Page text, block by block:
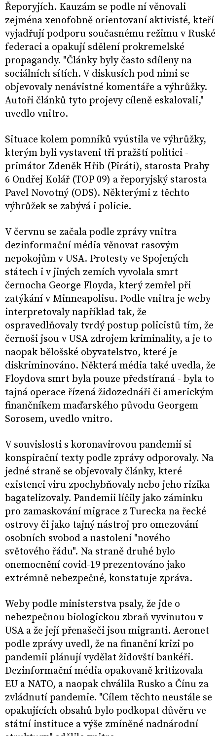
Řeporyjích. Kauzám se podle ní věnovali
zejména xenofobně orientovaní aktivisté, kteří
vyjadřují podporu současnému režimu v Ruské
federaci a opakují sdělení prokremelské
propagandy. "Články byly často sdíleny na
sociálních sítích. V diskusích pod nimi se
objevovaly nenávistné komentáře a výhrůžky.
Autoři článků tyto projevy cíleně eskalovali,"
uvedlo vnitro.
Situace kolem pomníků vyústila ve výhrůžky,
kterým byli vystaveni tři pražští politici -
primátor Zdeněk Hřib (Piráti), starosta Prahy
6 Ondřej Kolář (TOP 09) a řeporyjský starosta
Pavel Novotný (ODS). Některými z těchto
výhrůžek se zabývá i policie.
V červnu se začala podle zprávy vnitra
dezinformační média věnovat rasovým
nepokojům v USA. Protesty ve Spojených
státech i v jiných zemích vyvolala smrt
černocha George Floyda, který zemřel při
zatýkání v Minneapolisu. Podle vnitra je weby
interpretovaly například tak, že
ospravedlňovaly tvrdý postup policistů tím, že
černoši jsou v USA zdrojem kriminality, a je to
naopak bělošské obyvatelstvo, které je
diskriminováno. Některá média také uvedla, že
Floydova smrt byla pouze předstíraná - byla to
tajná operace řízená židozednáři či americkým
finančníkem maďarského původu Georgem
Sorosem, uvedlo vnitro.
V souvislosti s koronavirovou pandemií si
konspirační texty podle zprávy odporovaly. Na
jedné straně se objevovaly články, které
existenci viru zpochybňovaly nebo jeho rizika
bagatelizovaly. Pandemii líčily jako záminku
pro zamaskování migrace z Turecka na řecké
ostrovy či jako tajný nástroj pro omezování
osobních svobod a nastolení "nového
světového řádu". Na straně druhé bylo
onemocnění covid-19 prezentováno jako
extrémně nebezpečné, konstatuje zpráva.
Weby podle ministerstva psaly, že jde o
nebezpečnou biologickou zbraň vyvinutou v
USA a že její přenašeči jsou migranti. Aeronet
podle zprávy uvedl, že na finanční krizi po
pandemii plánují vydělat židovští bankéři.
Dezinformační média opakovaně kritizovala
EU a NATO, a naopak chválila Rusko a Čínu za
zvládnutí pandemie. "Cílem těchto neustále se
opakujících obsahů bylo podkopat důvěru ve
státní instituce a výše zmíněné nadnárodní